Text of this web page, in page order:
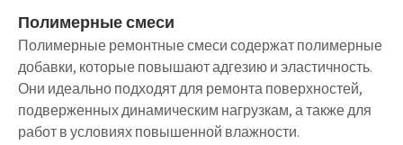
Полимерные смеси
Полимерные ремонтные смеси содержат полимерные
добавки, которые повышают адгезию и эластичность.
Они идеально подходят для ремонта поверхностей,
подверженных динамическим нагрузкам, а также для
работ в условиях повышенной влажности.